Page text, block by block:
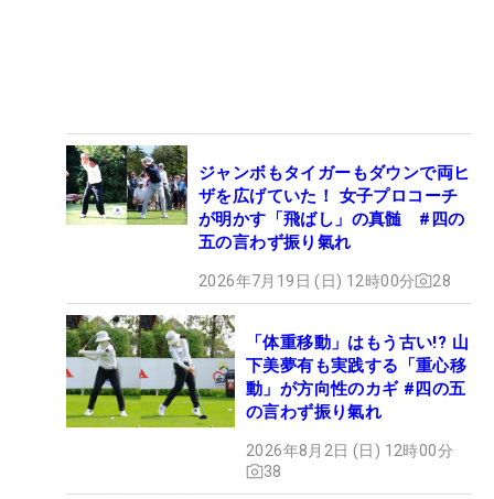
ジャンボもタイガーもダウンで両ヒ
ザを広げていた！ 女子プロコーチ
が明かす「飛ばし」の真髄 #四の
五の言わず振り氣れ
2026年7月19日 (日) 12時00分 28
「体重移動」はもう古い!? 山
下美夢有も実践する「重心移
動」が方向性のカギ #四の五
の言わず振り氣れ
2026年8月2日 (日) 12時00分
38